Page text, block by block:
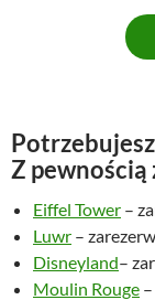
Z
Eiffel Tower –
Luwr –
Disneyland–
Moulin Rouge